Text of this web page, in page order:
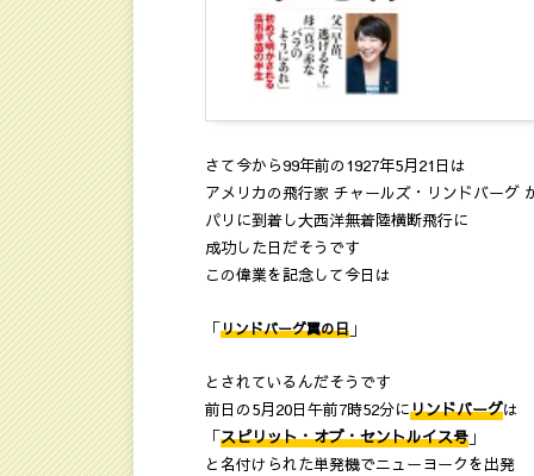
さて今から99年前の1927年5月21日は
アメリカの飛行家 チャールズ・リンドバーグ
パリに到着し大西洋無着陸横断飛行に
成功した日だそうです
この偉業を記念して今日は
「リンドバーグ翼の日 」
とされているんだそうです
前日の5月20日午前7時52分にリンドバーグは
「スピリット・オブ・セントルイス号 」
と名付けられた単発機でニューヨークを出発